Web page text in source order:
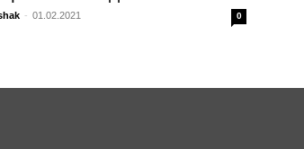
- 01.02.2021 0